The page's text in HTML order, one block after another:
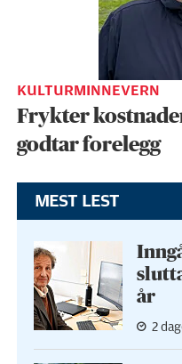
KULTURMINNEVERN
Frykter
godtar forelegg
MEST LEST
år
2